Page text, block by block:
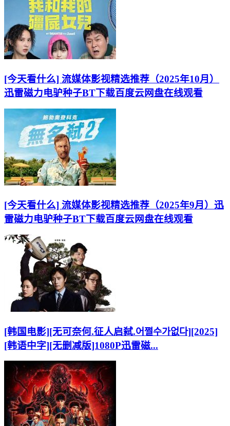
[今天看什么] 流媒体影视精选推荐（2025年10月）
迅雷磁力电驴种子BT下载百度云网盘在线观看
[今天看什么] 流媒体影视精选推荐（2025年9月）迅
雷磁力电驴种子BT下载百度云网盘在线观看
[韩国电影][无可奈何.征人启弑.어쩔수가없다][2025]
[韩语中字][无删减版]1080P迅雷磁...